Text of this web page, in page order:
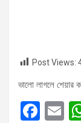
Post Views:
ভালো লাগলে শেয়ার
F
E